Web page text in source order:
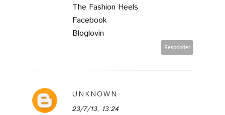
The Fashion Heels
Facebook
Bloglovin
Responder
UNKNOWN
23/7/13, 13:24